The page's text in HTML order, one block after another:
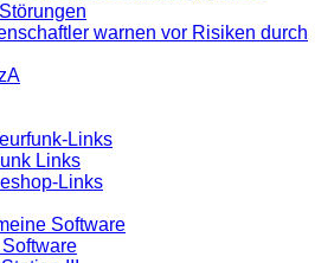
warnen vor Risiken durch
Links
Links
Links
Software